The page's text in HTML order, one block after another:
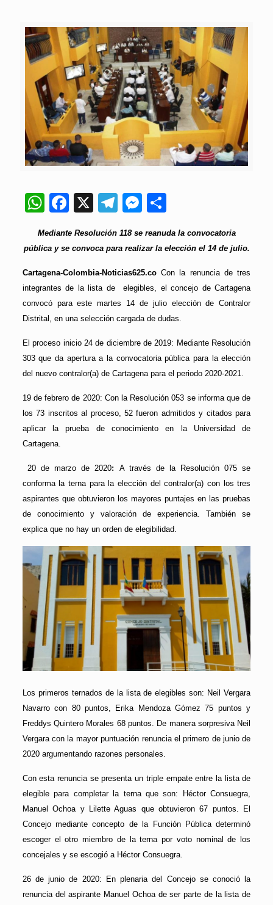
WhatsApp
Facebook
X Telegram
Messenger
Mediante Resolución 118 se reanuda la convocatoria
pública y se convoca para realizar la elección el 14 de julio.
Cartagena-Colombia-Noticias625.coCon la renuncia de tres
integrantes de la lista de elegibles, el concejo de Cartagena
convocó para este martes 14 de julio elección de Contralor
Distrital, en una selección cargada de dudas.
El proceso inicio 24 de diciembre de 2019: Mediante Resolución
303 que da apertura a la convocatoria pública para la elección
del nuevo contralor(a) de Cartagena para el periodo 2020-2021.
19 de febrero de 2020: Con la Resolución 053 se informa que de
los 73 inscritos al proceso, 52 fueron admitidos y citados para
aplicar la prueba de conocimiento en la Universidad de
Cartagena.
20 de marzo de 2020: A través de la Resolución 075 se
conforma la terna para la elección del contralor(a) con los tres
aspirantes que obtuvieron los mayores puntajes en las pruebas
de conocimiento y valoración de experiencia. También se
explica que no hay un orden de elegibilidad.
Los primeros ternados de la lista de elegibles son: Neil Vergara
Navarro con 80 puntos, Erika Mendoza Gómez 75 puntos y
Freddys Quintero Morales 68 puntos. De manera sorpresiva Neil
Vergara con la mayor puntuación renuncia el primero de junio de
2020 argumentando razones personales.
Con esta renuncia se presenta un triple empate entre la lista de
elegible para completar la terna que son: Héctor Consuegra,
Manuel Ochoa y Lilette Aguas que obtuvieron 67 puntos. El
Concejo mediante concepto de la Función Pública determinó
escoger el otro miembro de la terna por voto nominal de los
concejales y se escogió a Héctor Consuegra.
26 de junio de 2020: En plenaria del Concejo se conoció la
renuncia del aspirante Manuel Ochoa de ser parte de la lista de